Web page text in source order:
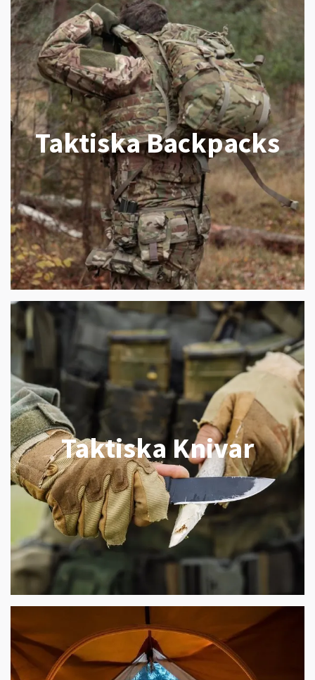
Taktiska Backpacks
Taktiska Knivar